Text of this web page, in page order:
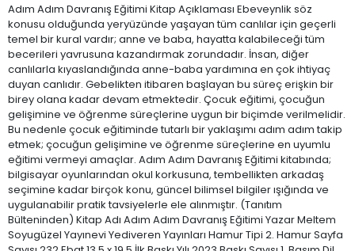
Adım Adım Davranış Eğitimi Kitap Açıklaması Ebeveynlik söz
konusu olduğunda yeryüzünde yaşayan tüm canlılar için geçerli
temel bir kural vardır; anne ve baba, hayatta kalabileceği tüm
becerileri yavrusuna kazandırmak zorundadır. İnsan, diğer
canlılarla kıyaslandığında anne-baba yardımına en çok ihtiyaç
duyan canlıdır. Gebelikten itibaren başlayan bu süreç erişkin bir
birey olana kadar devam etmektedir. Çocuk eğitimi, çocuğun
gelişimine ve öğrenme süreçlerine uygun bir biçimde verilmelidir.
Bu nedenle çocuk eğitiminde tutarlı bir yaklaşımı adım adım takip
etmek; çocuğun gelişimine ve öğrenme süreçlerine en uyumlu
eğitimi vermeyi amaçlar. Adım Adım Davranış Eğitimi kitabında;
bilgisayar oyunlarından okul korkusuna, tembellikten arkadaş
seçimine kadar birçok konu, güncel bilimsel bilgiler ışığında ve
uygulanabilir pratik tavsiyelerle ele alınmıştır. (Tanıtım
Bülteninden) Kitap Adı Adım Adım Davranış Eğitimi Yazar Meltem
Soyugüzel Yayınevi Yediveren Yayınları Hamur Tipi 2. Hamur Sayfa